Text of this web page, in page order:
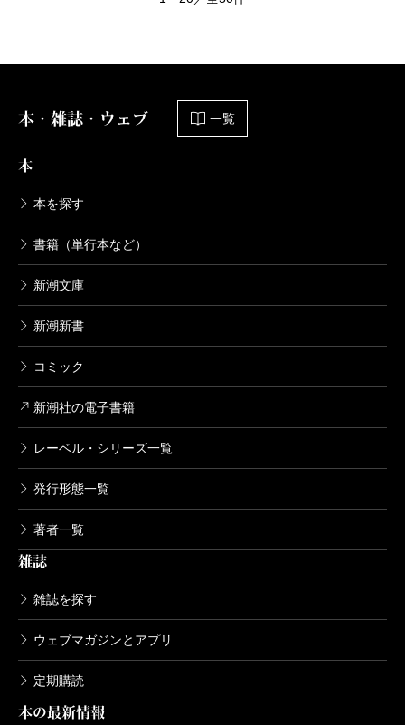
本・雑誌・ウェブ 一覧
本
本を探す
書籍（単行本など）
新潮文庫
新潮新書
コミック
新潮社の電子書籍
レーベル・シリーズ一覧
発行形態一覧
著者一覧
雑誌
雑誌を探す
ウェブマガジンとアプリ
定期購読
本の最新情報